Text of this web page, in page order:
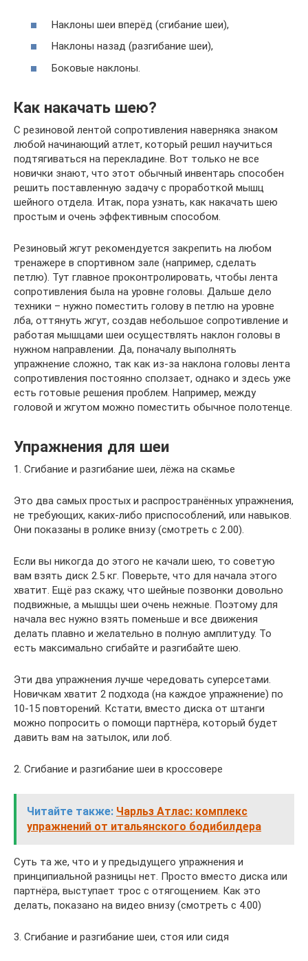
Наклоны шеи вперёд (сгибание шеи),
Наклоны назад (разгибание шеи),
Боковые наклоны.
Как накачать шею?
С резиновой лентой сопротивления наверняка знаком
любой начинающий атлет, который решил научиться
подтягиваться на перекладине. Вот только не все
новички знают, что этот обычный инвентарь способен
решить поставленную задачу с проработкой мышц
шейного отдела. Итак, пора узнать, как накачать шею
простым и очень эффективным способом.
Резиновый жгут рекомендуется закрепить на любом
тренажере в спортивном зале (например, сделать
петлю). Тут главное проконтролировать, чтобы лента
сопротивления была на уровне головы. Дальше дело
техники – нужно поместить голову в петлю на уровне
лба, оттянуть жгут, создав небольшое сопротивление и
работая мышцами шеи осуществлять наклон головы в
нужном направлении. Да, поначалу выполнять
упражнение сложно, так как из-за наклона головы лента
сопротивления постоянно сползает, однако и здесь уже
есть готовые решения проблем. Например, между
головой и жгутом можно поместить обычное полотенце.
Упражнения для шеи
1. Сгибание и разгибание шеи, лёжа на скамье
Это два самых простых и распространённых упражнения,
не требующих, каких-либо приспособлений, или навыков.
Они показаны в ролике внизу (смотреть с 2.00).
Если вы никогда до этого не качали шею, то советую
вам взять диск 2.5 кг. Поверьте, что для начала этого
хватит. Ещё раз скажу, что шейные позвонки довольно
подвижные, а мышцы шеи очень нежные. Поэтому для
начала вес нужно взять поменьше и все движения
делать плавно и желательно в полную амплитуду. То
есть максимально сгибайте и разгибайте шею.
Эти два упражнения лучше чередовать суперсетами.
Новичкам хватит 2 подхода (на каждое упражнение) по
10-15 повторений. Кстати, вместо диска от штанги
можно попросить о помощи партнёра, который будет
давить вам на затылок, или лоб.
2. Сгибание и разгибание шеи в кроссовере
Читайте также: Чарльз Атлас: комплекс
упражнений от итальянского бодибилдера
Суть та же, что и у предыдущего упражнения и
принципиальной разницы нет. Просто вместо диска или
партнёра, выступает трос с отягощением. Как это
делать, показано на видео внизу (смотреть с 4.00)
3. Сгибание и разгибание шеи, стоя или сидя